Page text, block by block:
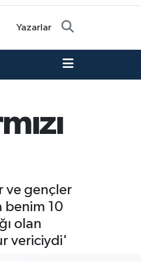
Yazarlar
ve gençler
benim 10
olan
vericiydi'